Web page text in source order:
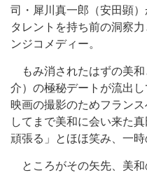
司・犀川真一郎（安田顕
タレントを持ち前の洞察
ンジコメディー。
もみ消されたはずの美和
介）の極秘デートが流出
映画の撮影のためフラン
してまで美和に会い来た
頑張る」とほほ笑み、一時
ところがその矢先、美和